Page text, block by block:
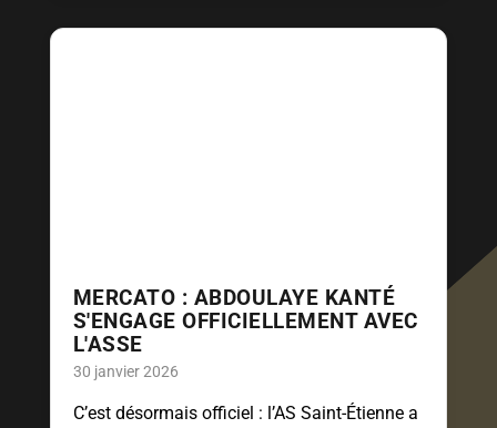
MERCATO : ABDOULAYE KANTÉ
S'ENGAGE OFFICIELLEMENT AVEC
L'ASSE
30 janvier 2026
C’est désormais officiel : l’AS Saint-Étienne a